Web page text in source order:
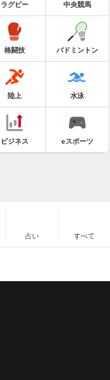
ラグビー 中央競馬
格闘技 バドミントン
陸上 水泳
ビジネス eスポーツ
占い すべて